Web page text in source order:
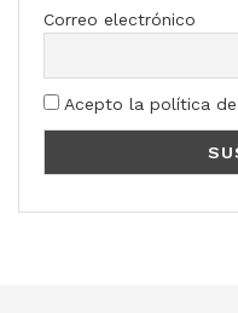
Correo electrónico
Acepto la política